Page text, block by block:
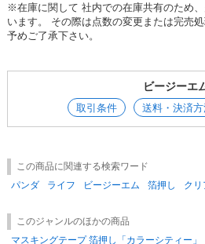
※在庫に関して 社内での在庫共有のため
います。 その際は点数の変更または完売
予めご了承下さい。
ビージーエ
取引条件 送料・決済
この商品に関連する検索ワード
パンダ
ライフ ビージーエム 箔押し ク
このジャンルのほかの商品
マスキングテープ 箔押し「カラーシティー」